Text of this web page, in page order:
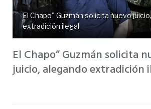
El Chapo" Guzmán solicita nuevo
extradición ilegal
El Chapo” Guzmán solicita
juicio, alegando extradición